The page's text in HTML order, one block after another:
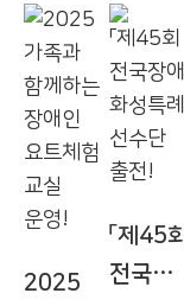
2025
「제45회
전국장애